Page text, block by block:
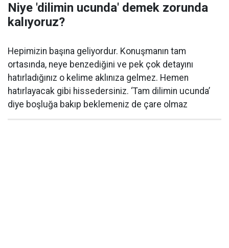
Niye 'dilimin ucunda' demek zorunda
kalıyoruz?
Hepimizin başına geliyordur. Konuşmanın tam
ortasında, neye benzediğini ve pek çok detayını
hatırladığınız o kelime aklınıza gelmez. Hemen
hatırlayacak gibi hissedersiniz. ‘Tam dilimin ucunda’
diye boşluğa bakıp beklemeniz de çare olmaz